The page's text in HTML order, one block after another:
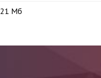
21 Мб